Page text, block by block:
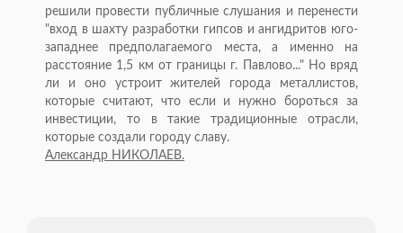
решили провести публичные слушания и перенести
"вход в шахту разработки гипсов и ангидритов юго-
западнее предполагаемого места, а именно на
расстояние 1,5 км от границы г. Павлово..." Но вряд
ли и оно устроит жителей города металлистов,
которые считают, что если и нужно бороться за
инвестиции, то в такие традиционные отрасли,
которые создали городу славу.
Александр НИКОЛАЕВ.